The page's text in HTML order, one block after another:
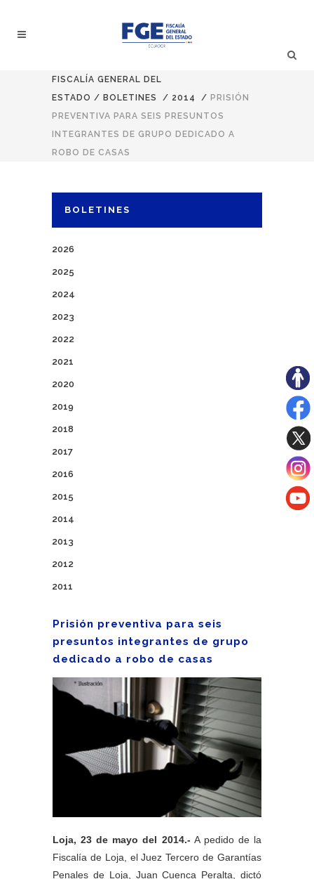
FISCALÍA GENERAL DEL
ESTADO / BOLETINES / 2014 / PRISIÓN
PREVENTIVA PARA SEIS PRESUNTOS
INTEGRANTES DE GRUPO DEDICADO A
ROBO DE CASAS
BOLETINES
2026
2025
2024
2023
2022
2021
2020
2019
2018
2017
2016
2015
2014
2013
2012
2011
Prisión preventiva para seis
presuntos integrantes de grupo
dedicado a robo de casas
Loja, 23 de mayo del 2014.- A pedido de la
Fiscalía de Loja, el Juez Tercero de Garantías
Penales de Loja, Juan Cuenca Peralta, dictó